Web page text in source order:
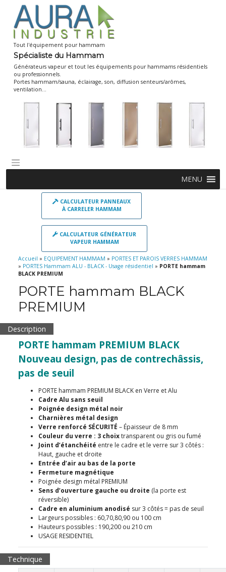
content
Tout l'équipement pour hammam
Spécialiste du Hammam
Générateurs vapeur et tout les équipements pour hammams résidentiels
ou professionnels.
Portes hammam/sauna, éclairage, son, diffusion senteurs/arômes,
ventilation...
MENU
CALCULATEUR PANNEAUX
À CARRELER HAMMAM
CALCULATEUR GÉNÉRATEUR
VAPEUR HAMMAM
Accueil » EQUIPEMENT HAMMAM » PORTES ET PAROIS VERRES HAMMAM
» PORTES Hammam ALU - BLACK - Usage résidentiel » PORTE hammam
BLACK PREMIUM
PORTE hammam BLACK
PREMIUM
Description
PORTE hammam PREMIUM BLACK
Nouveau design, pas de contrechâssis,
pas de seuil
PORTE hammam PREMIUM BLACK en Verre et Alu
Cadre Alu sans seuil
Poignée design métal noir
Charnières métal design
Verre renforcé SÉCURITÉ – Épaisseur de 8 mm
Couleur du verre : 3 choixtransparent ou gris ou fumé
Joint d’étanchéité entre le cadre et le verre sur 3 côtés :
Haut, gauche et droite
Entrée d’air au bas de la porte
Fermeture magnétique
Poignée design métal PREMIUM
Sens d’ouverture gauche ou droite (la porte est
réversible)
Cadre en aluminium anodisé sur 3 côtés = pas de seuil
Largeurs possibles : 60,70,80,90 ou 100 cm
Hauteurs possibles : 190,200 ou 210 cm
USAGE RESIDENTIEL
Technique